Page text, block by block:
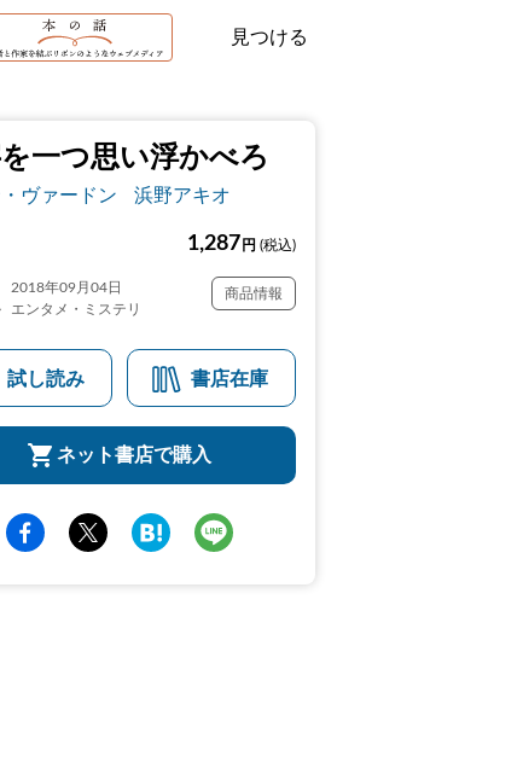
見つける
一つ思い浮かべろ
ヴァードン 浜野アキオ
1,287 円 (税込)
2018年09月04日
エンタメ・ミステリ
商品情報
試し読み 書店在庫
ネット書店で購入